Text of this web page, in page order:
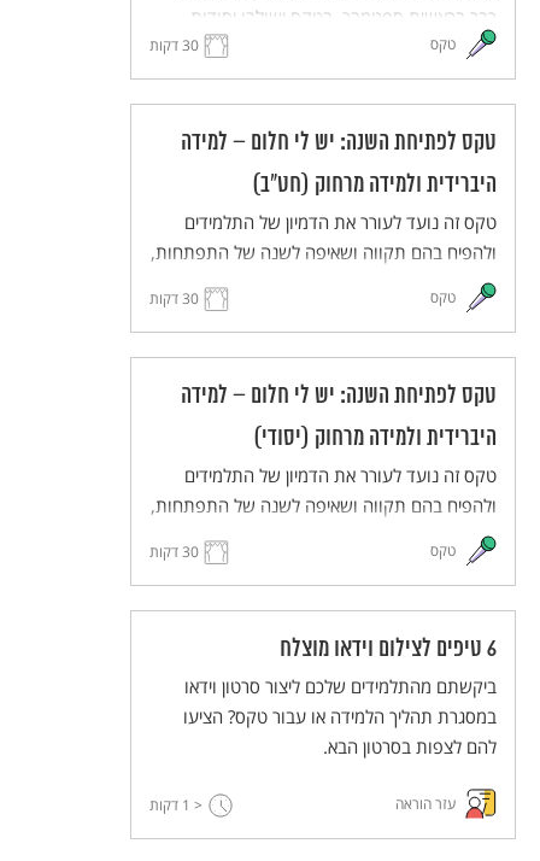
כבר בראשית ספטמבר. בטקס ישולבו יסודות
מסורתיים מתוך חגי תשרי, ובעיקר מתוך ראש
השנה, באוריינטציה תרבותית ולא דתית. הטקס
יכיל מוטיבים כגון מבט לעבר ולעתיד, פתיחה
ונעילה של שערים, מעבר מקיץ לסתיו, זיכרון ותיקון
עולם. הטקס מותאם ללמידה היברידית ולמידה
מרחוק.
טקס 30 דקות
טקס לפתיחת השנה: יש לי חלום – למידה
היברידית ולמידה מרחוק (חט"ב)
טקס זה נועד לעורר את הדמיון של התלמידים
ולהפיח בהם תקווה ושאיפה לשנה של התפתחות,
יוזמה ועשייה. התלמידים והמורים יחלמו על העתיד
הרחוק ועל העתיד הקרוב, ישתפו זה את זה
וללמידה היברידית.
טקס 30 דקות
טקס לפתיחת השנה: יש לי חלום – למידה
היברידית ולמידה מרחוק (יסודי)
טקס זה נועד לעורר את הדמיון של התלמידים
ולהפיח בהם תקווה ושאיפה לשנה של התפתחות,
יוזמה ועשייה. התלמידים והמורים יחלמו על העתיד
הרחוק ועל העתיד הקרוב, ישתפו זה את זה
וללמידה היברידית.
טקס 30 דקות
6 טיפים לצילום וידאו מוצלח
ביקשתם מהתלמידים שלכם ליצור סרטון וידאו
במסגרת תהליך הלמידה או עבור טקס? הציעו
להם לצפות בסרטון הבא.
עזר הוראה < 1 דקות